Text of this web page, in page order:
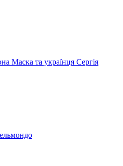
Маска та українця Сергія